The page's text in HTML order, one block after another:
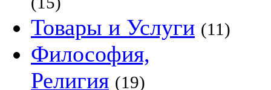
Товары и Услуги (11)
Философия,
Религия (19)